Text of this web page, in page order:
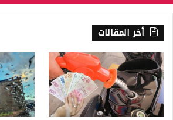
أخر المقالات